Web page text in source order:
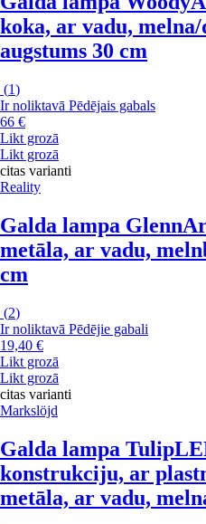
koka, ar vadu,
augstums 30 cm
(1)
Ir noliktavā Pēdējais gabals
66 €
Likt grozā
Likt grozā
citas varianti
Reality
Galda lampa Glenn
metāla, ar vadu,
cm
(2)
Ir noliktavā Pēdējie gabali
19,40 €
Likt grozā
Likt grozā
citas varianti
Markslöjd
Galda lampa Tulip
konstrukciju, ar
metāla, ar vadu,